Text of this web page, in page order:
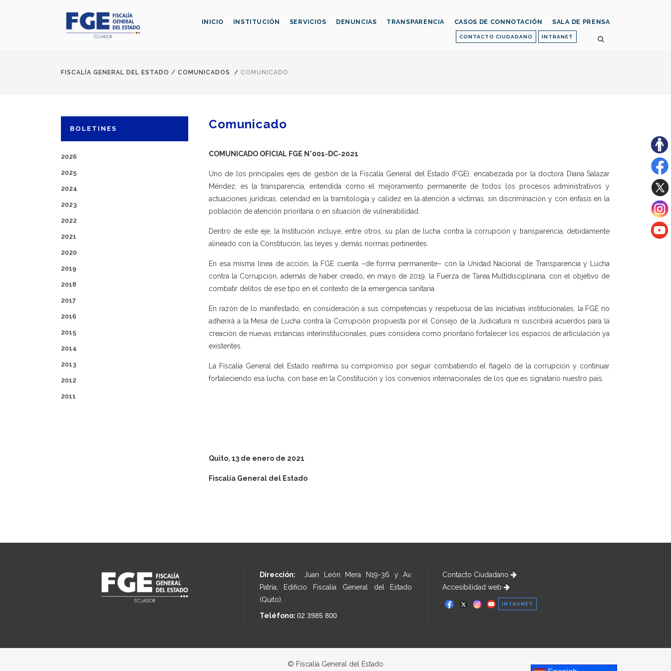
CONTACTO CIUDADANO INTRANET
INICIO INSTITUCIÓN SERVICIOS DENUNCIAS TRANSPARENCIA CASOS DE CONNOTACIÓN SALA DE PRENSA
FISCALÍA GENERAL DEL ESTADO / COMUNICADOS / COMUNICADO
BOLETINES
2026
2025
2024
2023
2022
2021
2020
2019
2018
2017
2016
2015
2014
2013
2012
2011
Comunicado
COMUNICADO OFICIAL FGE N°001-DC-2021
Uno de los principales ejes de gestión de la Fiscalía General del Estado (FGE), encabezada por la doctora Diana Salazar
Méndez, es la transparencia, entendida como el mejoramiento permanente de todos los procesos administrativos y
actuaciones jurídicas, celeridad en la tramitología y calidez en la atención a víctimas, sin discriminación y con énfasis en la
población de atención prioritaria o en situación de vulnerabilidad.
Dentro de este eje, la Institución incluye, entre otros, su plan de lucha contra la corrupción y transparencia, debidamente
alineado con la Constitución, las leyes y demás normas pertinentes.
En esa misma línea de acción, la FGE cuenta –de forma permanente– con la Unidad Nacional de Transparencia y Lucha
contra la Corrupción, además de haber creado, en mayo de 2019, la Fuerza de Tarea Multidisciplinaria, con el objetivo de
combatir delitos de ese tipo en el contexto de la emergencia sanitaria.
En razón de lo manifestado, en consideración a sus competencias y respetuosa de las iniciativas institucionales, la FGE no
adherirá a la Mesa de Lucha contra la Corrupción propuesta por el Consejo de la Judicatura ni suscribirá acuerdos para la
creación de nuevas instancias interinstitucionales, pues considera como prioritario fortalecer los espacios de articulación ya
existentes.
La Fiscalía General del Estado reafirma su compromiso por seguir combatiendo el flagelo de la corrupción y continuar
fortaleciendo esa lucha, con base en la Constitución y los convenios internacionales de los que es signatario nuestro país.
Quito, 13 de enero de 2021
Fiscalía General del Estado
Dirección: Juan León Mera N19-36 y Av.
Patria, Edificio Fiscalía General del Estado
(Quito).
Teléfono: 02 3985 800
Contacto Ciudadano
Accesibilidad web
INTRANET
© Fiscalía General del Estado